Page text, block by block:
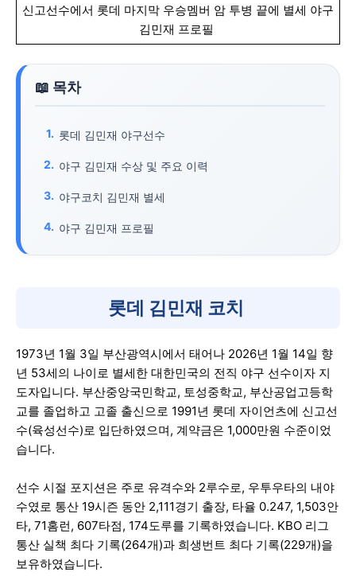
신고선수에서 롯데 마지막 우승멤버 암 투병 끝에 별세 야구
김민재 프로필
롯데 김민재 야구선수
야구 김민재 수상 및 주요 이력
야구코치 김민재 별세
야구 김민재 프로필
롯데 김민재 코치
1973년 1월 3일 부산광역시에서 태어나 2026년 1월 14일 향
년 53세의 나이로 별세한 대한민국의 전직 야구 선수이자 지
도자입니다. 부산중앙국민학교, 토성중학교, 부산공업고등학
교를 졸업하고 고졸 출신으로 1991년 롯데 자이언츠에 신고선
수(육성선수)로 입단하였으며, 계약금은 1,000만원 수준이었
습니다.
선수 시절 포지션은 주로 유격수와 2루수로, 우투우타의 내야
수였로 통산 19시즌 동안 2,111경기 출장, 타율 0.247, 1,503안
타, 71홈런, 607타점, 174도루를 기록하였습니다. KBO 리그
통산 실책 최다 기록(264개)과 희생번트 최다 기록(229개)을
보유하였습니다.